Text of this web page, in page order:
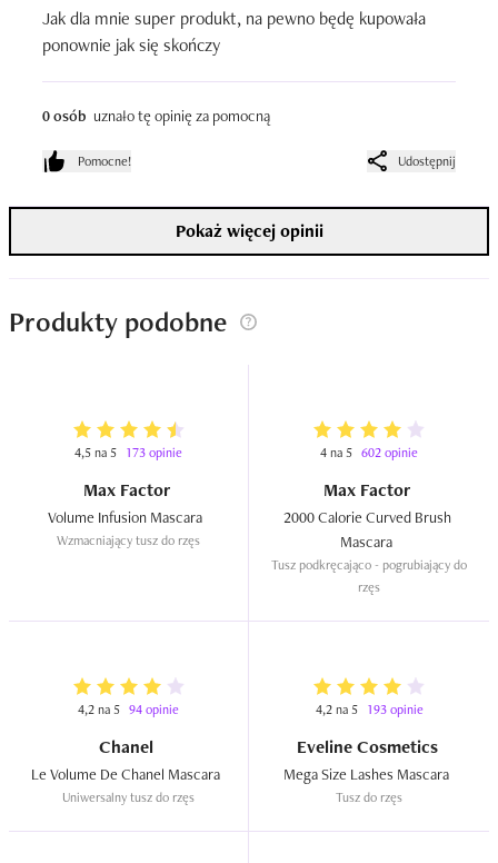
Jak dla mnie super produkt, na pewno będę kupowała
ponownie jak się skończy
0 osób uznało tę opinię za pomocną
Pomocne! Udostępnij
Pokaż więcej opinii
Produkty podobne
4,5 na 5 173 opinie
Max Factor
Wzmacniający tusz do rzęs
4 na 5 602 opinie
Max Factor
2000 Calorie Curved Brush
Tusz podkręcająco - pogrubiający do
rzęs
4,2 na 5 94 opinie
Chanel
Uniwersalny tusz do rzęs
4,2 na 5 193 opinie
Eveline Cosmetics
Tusz do rzęs